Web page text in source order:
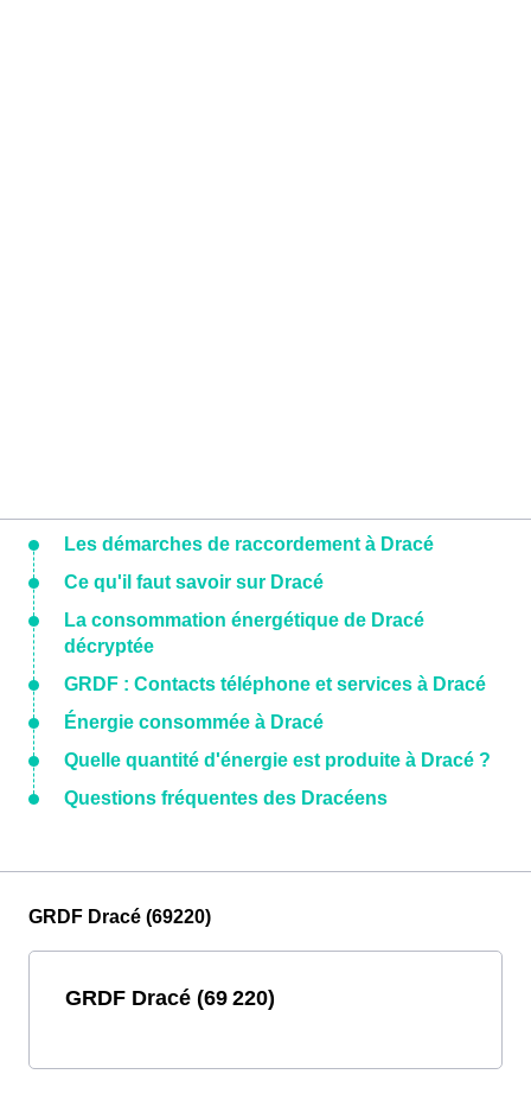
Les démarches de raccordement à Dracé
Ce qu'il faut savoir sur Dracé
La consommation énergétique de Dracé
décryptée
GRDF : Contacts téléphone et services à Dracé
Énergie consommée à Dracé
Quelle quantité d'énergie est produite à Dracé ?
Questions fréquentes des Dracéens
GRDF Dracé (69220)
GRDF Dracé (69 220)